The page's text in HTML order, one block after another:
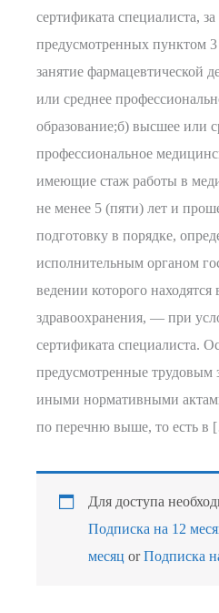
сертификата специалиста,
предусмотренных пунктом
занятие фармацевтической
или среднее
образование;б) высшее или
профессиональное
имеющие стаж работы в
не менее 5 (пяти) лет и
подготовку в порядке,
исполнительным органом
ведении которого находятся
здравоохранения, — при
сертификата специалиста.
предусмотренные трудовым
иными нормативными
по перечню выше, то есть в
Для доступа
Подписка на 12
месяц orПодписка